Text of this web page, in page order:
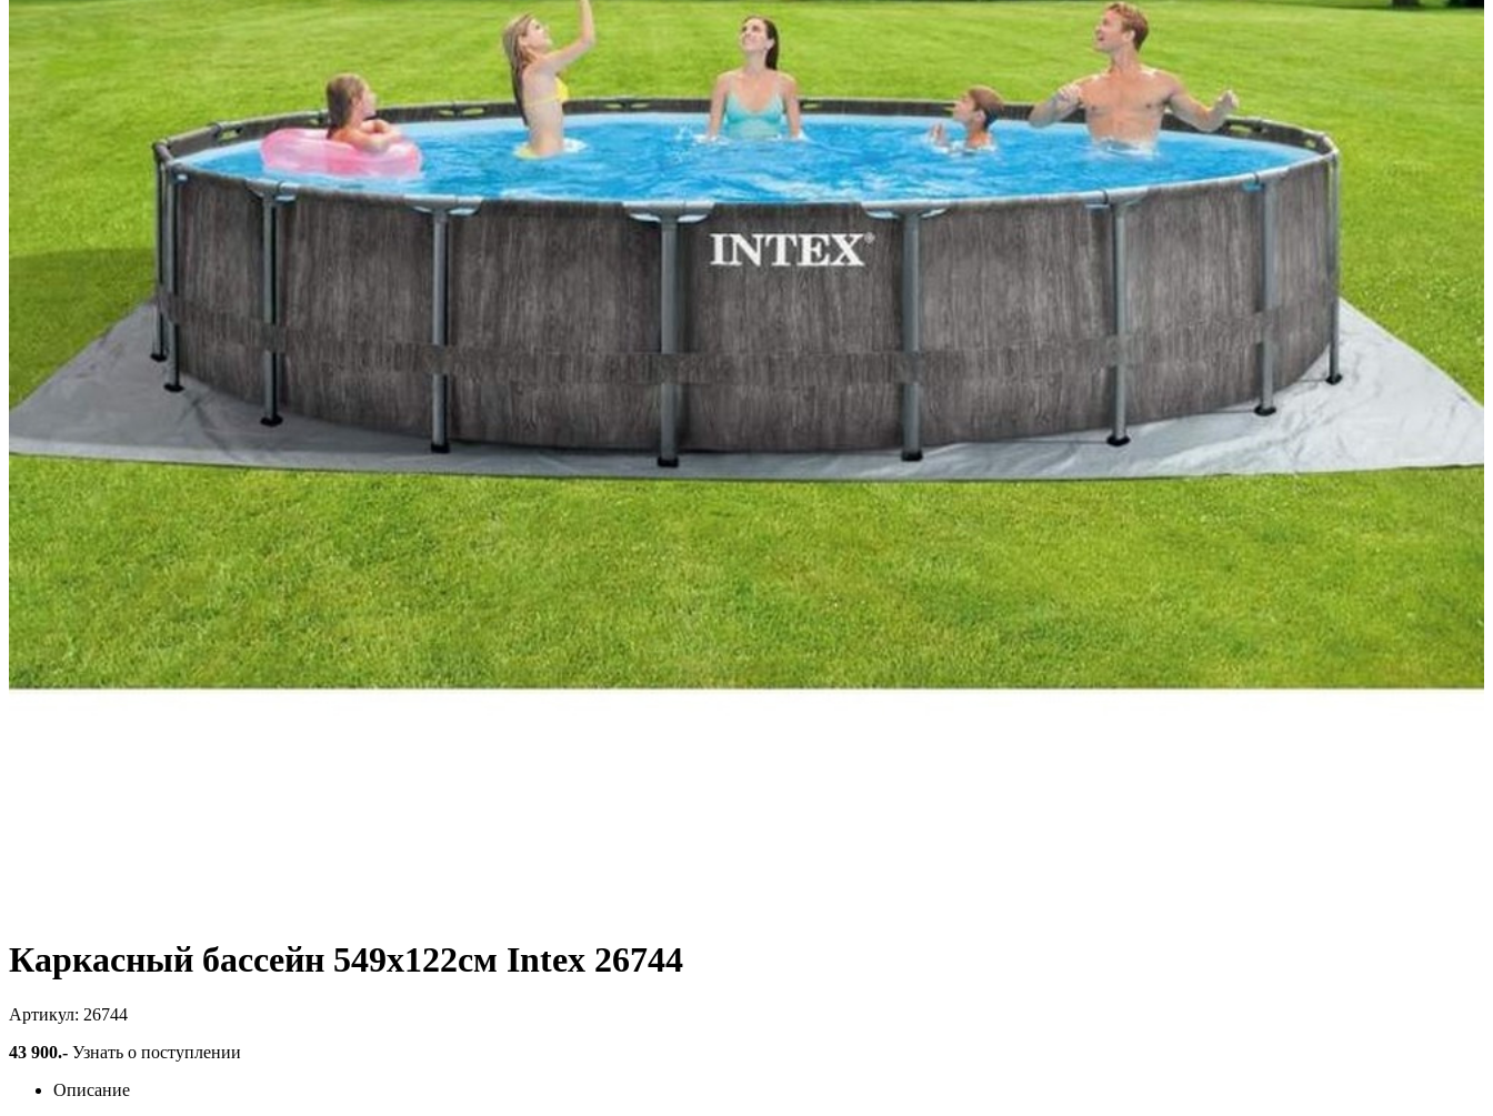
Каркасный бассейн 549х122см Intex 26744
Артикул: 26744
43 900.- Узнать о поступлении
Описание